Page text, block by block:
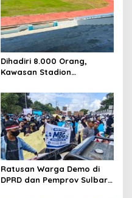
Dihadiri 8.000 Orang,
Kawasan Stadion
Kembali Kinclong Pasca-
Hari Bhayangkara
Ratusan Warga Demo di
DPRD dan Pemprov Sulbar,